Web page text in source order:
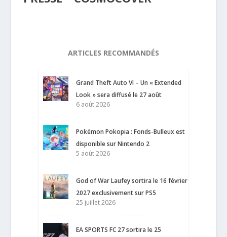
ARTICLES RECOMMANDÉS
Grand Theft Auto VI – Un « Extended
Look » sera diffusé le 27 août
6 août 2026
Pokémon Pokopia : Fonds-Bulleux est
disponible sur Nintendo 2
5 août 2026
God of War Laufey sortira le 16 février
2027 exclusivement sur PS5
25 juillet 2026
EA SPORTS FC 27 sortira le 25